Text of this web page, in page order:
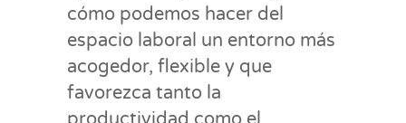
cómo podemos hacer del
espacio laboral un entorno más
acogedor, flexible y que
favorezca tanto la